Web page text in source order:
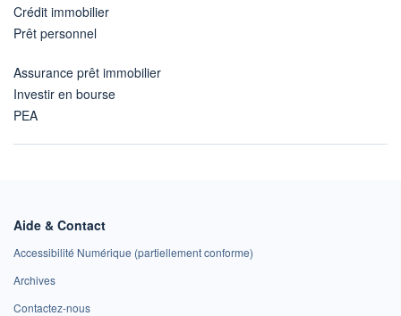
Crédit immobilier
Prêt personnel
Assurance prêt immobilier
Investir en bourse
PEA
Aide & Contact
Accessibilité Numérique (partiellement conforme)
Archives
Contactez-nous